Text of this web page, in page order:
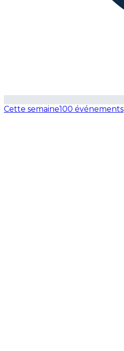
Cette semaine100 événements